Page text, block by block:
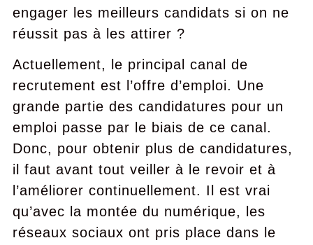
engager les meilleurs candidats si on ne
réussit pas à les attirer ?
Actuellement, le principal canal de
recrutement est l’offre d’emploi. Une
grande partie des candidatures pour un
emploi passe par le biais de ce canal.
Donc, pour obtenir plus de candidatures,
il faut avant tout veiller à le revoir et à
l’améliorer continuellement. Il est vrai
qu’avec la montée du numérique, les
réseaux sociaux ont pris place dans le